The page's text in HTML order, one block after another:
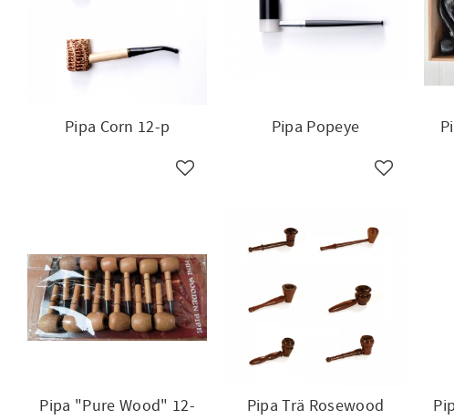
Pipa Corn 12-p
Lägg till i favoriter
Pipa Popeye
Lägg till i
Pipa "Pure Wood" 12-
Pipa Trä Rosewood